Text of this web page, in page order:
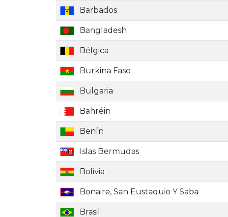
Barbados
Bangladesh
Bélgica
Burkina Faso
Bulgaria
Bahréin
Benín
Islas Bermudas
Bolivia
Bonaire, San Eustaquio Y Saba
Brasil